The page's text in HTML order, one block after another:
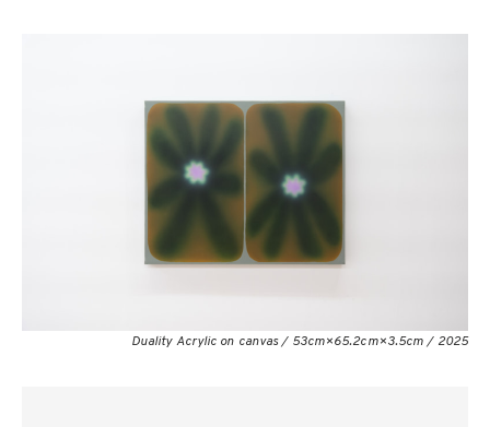
Duality Acrylic on canvas / 53cm×65.2cm×3.5cm / 2025